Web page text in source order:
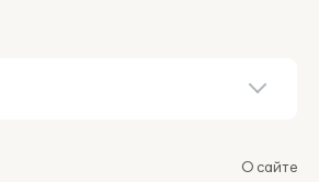
О сайте